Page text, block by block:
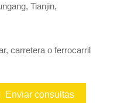
Tianjin,
carretera o ferrocarril
Enviar consultas